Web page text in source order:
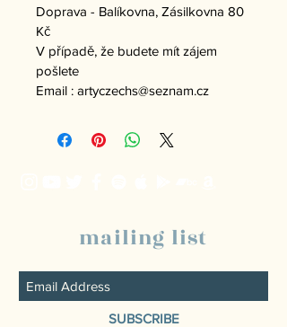
Doprava - Balíkovna, Zásilkovna 80
Kč
V případě, že budete mít zájem
pošlete
Email : artyczechs@seznam.cz
mailing list
SUBSCRIBE